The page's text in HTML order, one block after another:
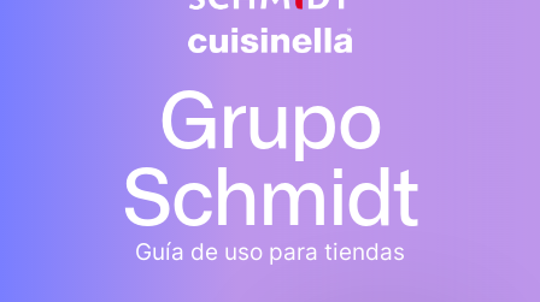
Grupo
Schmidt
Guía de uso para tiendas